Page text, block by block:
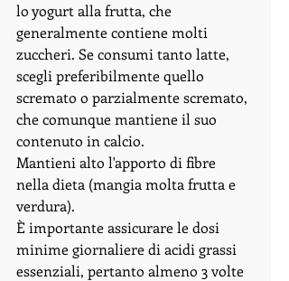
lo yogurt alla frutta, che
generalmente contiene molti
zuccheri. Se consumi tanto latte,
scegli preferibilmente quello
scremato o parzialmente scremato,
che comunque mantiene il suo
contenuto in calcio.
Mantieni alto l'apporto di fibre
nella dieta (mangia molta frutta e
verdura).
È importante assicurare le dosi
minime giornaliere di acidi grassi
essenziali, pertanto almeno 3 volte